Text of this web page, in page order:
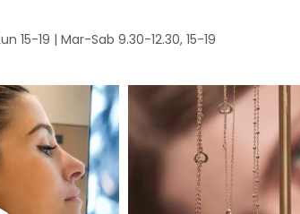
15-19 | Mar-Sab 9.30-12.30, 15-19